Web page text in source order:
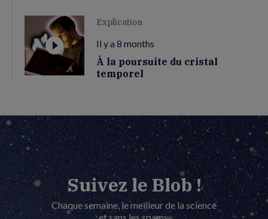
Explication
Il y a 8 months
À la poursuite du cristal
temporel
Suivez le Blob !
Chaque semaine, le meilleur de la science